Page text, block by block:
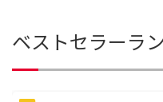
ベストセラーラ